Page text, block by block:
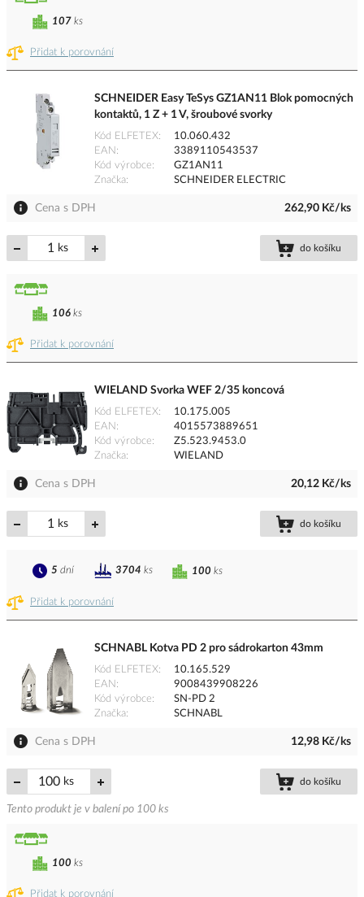
Přidat k porovnání
107 ks
SCHNEIDER Easy TeSys GZ1AN11 Blok pomocných
kontaktů, 1 Z + 1 V, šroubové svorky
Kód ELFETEX
10.060.432
EAN
3389110543537
Kód výrobce
GZ1AN11
Značka
SCHNEIDER ELECTRIC
Cena s DPH 262,90 Kč/ks
ks do košíku
Přidat k porovnání
106 ks
WIELAND Svorka WEF 2/35 koncová
Kód ELFETEX
10.175.005
EAN
4015573889651
Kód výrobce
Z5.523.9453.0
Značka
WIELAND
Cena s DPH 20,12 Kč/ks
ks do košíku
Přidat k porovnání
100 ks
5 dní 3704 ks
SCHNABL Kotva PD 2 pro sádrokarton 43mm
Kód ELFETEX
10.165.529
EAN
9008439908226
Kód výrobce
SN-PD 2
Značka
SCHNABL
Cena s DPH 12,98 Kč/ks
ks do košíku
Tento produkt je v balení po 100 ks
Přidat k porovnání
100 ks